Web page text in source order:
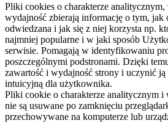
Pliki cookies o charakterze analitycznym,
wydajność zbierają informację o tym, jak
odwiedzana i jak się z niej korzysta np.
najmniej popularne i w jaki sposób
serwisie. Pomagają w identyfikowaniu
poszczególnymi podstronami. Dzięki
zawartość i wydajność strony i uczynić
intuicyjną dla użytkownika.
Pliki cookie o charakterze analitycznym i
nie są usuwane po zamknięciu
przechowywane na komputerze lub